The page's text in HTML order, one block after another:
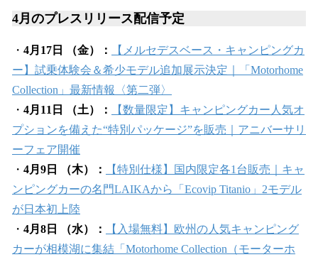
4月のプレスリリース配信予定
・ 4月17日 （金）：
【メルセデスベース・キャンピングカ
ー】試乗体験会＆希少モデル追加展示決定｜「Motorhome
Collection」最新情報〈第二弾〉
・ 4月11日 （土）：
【数量限定】キャンピングカー人気オ
プションを備えた“特別パッケージ”を販売｜アニバーサリ
ーフェア開催
・ 4月9日 （木）：
【特別仕様】国内限定各1台販売｜キャ
ンピングカーの名門LAIKAから「Ecovip Titanio」2モデル
が日本初上陸
・ 4月8日 （水）：
【入場無料】欧州の人気キャンピング
カーが相模湖に集結「Motorhome Collection（モーターホ